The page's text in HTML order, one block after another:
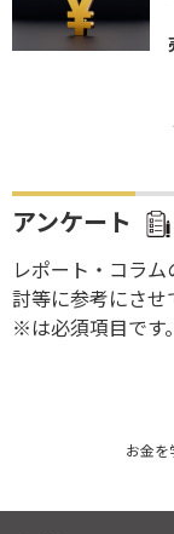
アンケート
レポート・コラ
討等に参考にさせ
※は必須項目です。
お金を